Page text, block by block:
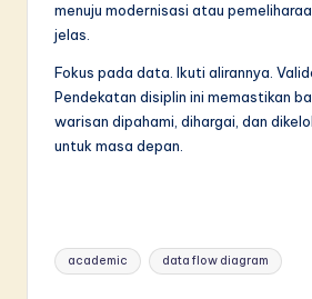
menuju modernisasi atau
jelas.
Fokus pada data. Ikuti alirannya.
Pendekatan disiplin ini memastikan
warisan dipahami, dihargai, dan
untuk masa depan.
Tags:
academic data flow diagram